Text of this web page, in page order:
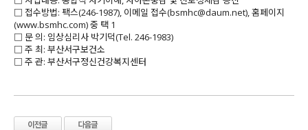
□ 접수방법: 팩스(246-1987), 이메일 접수(bsmhc@daum.net), 홈페이지
(www.bsmhc.com) 중 택 1
□ 문 의: 임상심리사 박기덕(Tel. 246-1983)
□ 주 최: 부산서구보건소
□ 주 관: 부산서구정신건강복지센터